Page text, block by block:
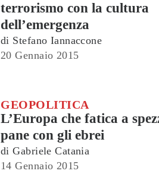
terrorismo con la cultura
dell’emergenza
di Stefano Iannaccone
20 Gennaio 2015
GEOPOLITICA
L’Europa che fatica a
pane con gli ebrei
di Gabriele Catania
14 Gennaio 2015